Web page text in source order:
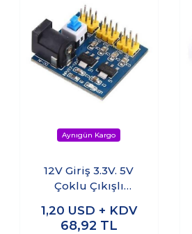
12V Giriş 3.3V. 5V
Çoklu Çıkışlı
1,20 USD + KDV
68,92 TL